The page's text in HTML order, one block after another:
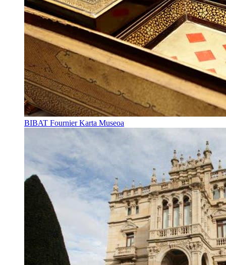
BIBAT Fournier Karta Museoa